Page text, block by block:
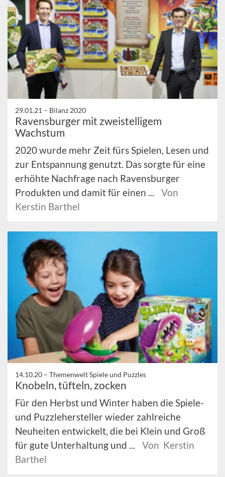
29.01.21 – Bilanz 2020
Ravensburger mit zweistelligem
Wachstum
2020 wurde mehr Zeit fürs Spielen, Lesen und
zur Entspannung genutzt. Das sorgte für eine
erhöhte Nachfrage nach Ravensburger
Produkten und damit für einen ...
Von
Kerstin Barthel
14.10.20 – Themenwelt Spiele und Puzzles
Knobeln, tüfteln, zocken
Für den Herbst und Winter haben die Spiele-
und Puzzlehersteller wieder zahlreiche
Neuheiten entwickelt, die bei Klein und Groß
für gute Unterhaltung und ...
Von Kerstin
Barthel